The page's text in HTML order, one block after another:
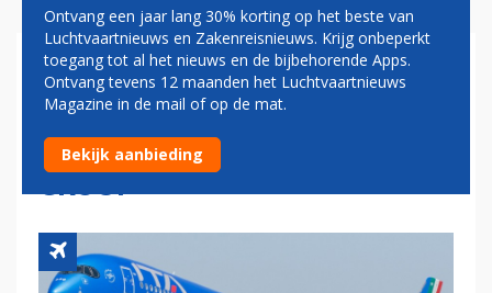
BRUSSEL DEFINITIEF
AKKOORD MET OVERNAME
ITA DOOR LUFTHANSA
GROUP
Ontvang een jaar lang 30% korting op het beste van
Luchtvaartnieuws en Zakenreisnieuws. Krijg onbeperkt
toegang tot al het nieuws en de bijbehorende Apps.
Ontvang tevens 12 maanden het Luchtvaartnieuws
Magazine in de mail of op de mat.
Bekijk aanbieding